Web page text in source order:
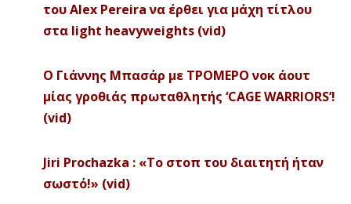
του Alex Pereira να έρθει για μάχη τίτλου
στα light heavyweights (vid)
Ο Γιάννης Μπασάρ με ΤΡΟΜΕΡΟ νοκ άουτ
μίας γροθιάς πρωταθλητής ‘CAGE WARRIORS’!
(vid)
Jiri Prochazka : «Το στοπ του διαιτητή ήταν
σωστό!» (vid)